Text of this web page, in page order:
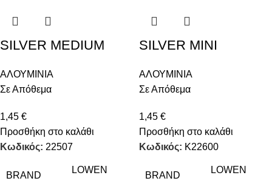
SILVER MEDIUM
ΑΛΟΥΜΙΝΙΑ
Σε Απόθεμα
1,45 €
Προσθήκη στο καλάθι
Κωδικός: 22507
BRAND
LOWEN
SILVER MINI
ΑΛΟΥΜΙΝΙΑ
Σε Απόθεμα
1,45 €
Προσθήκη στο καλάθι
Κωδικός: K22600
BRAND
LOWEN